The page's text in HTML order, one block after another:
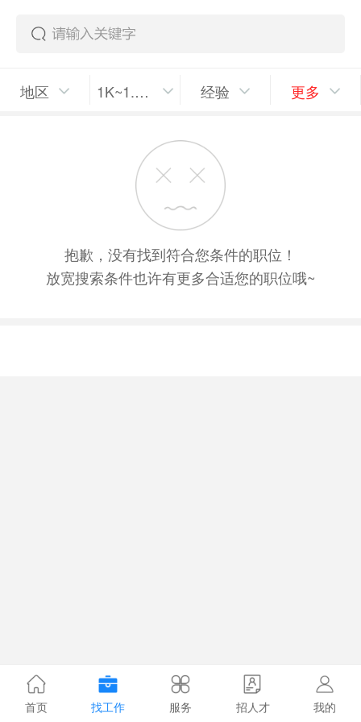
地区 1K~1.5K/月 经验 更多
抱歉，没有找到符合您条件的职位！
放宽搜索条件也许有更多合适您的职位哦~
首页 找工作 服务 招人才 我的